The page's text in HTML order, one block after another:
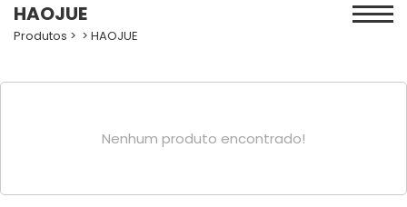
HAOJUE
Produtos > > HAOJUE
Nenhum produto encontrado!